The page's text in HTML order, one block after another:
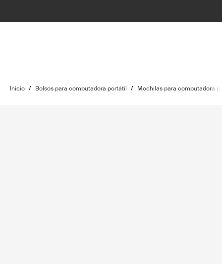
Inicio / Bolsos para computadora portátil / Mochilas para computadora